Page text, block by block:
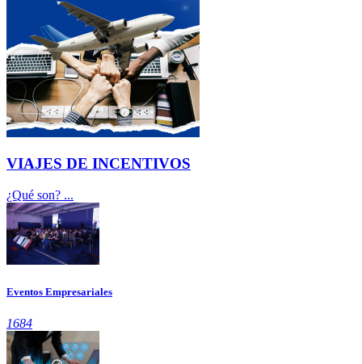
VIAJES DE INCENTIVOS
¿Qué son? ...
Eventos Empresariales
1684